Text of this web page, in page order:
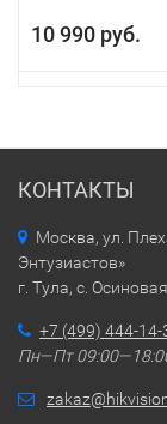
10 990 руб.
КОНТАКТЫ
Москва, ул.
Энтузиастов»
г. Тула, с.
+7 (499) 444-14-
Пн—Пт